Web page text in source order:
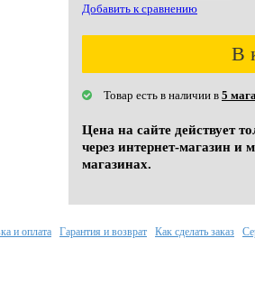
Добавить к сравнению
В
Товар есть в наличии в 5
Цена на сайте действует
через интернет-магазин и
магазинах.
и оплата Гарантия и возврат Как сделать заказ